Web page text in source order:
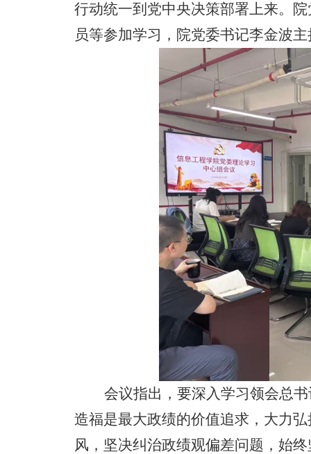
行动统一到党中央决策部署上来。
员等参加学习 ，院党委书记李金波
会议指出，要深入学习领会总
造福是最大政绩的价值追求，大力弘
风，坚决纠治政绩观偏差问题，始